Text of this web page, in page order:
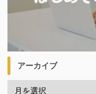
アーカイブ